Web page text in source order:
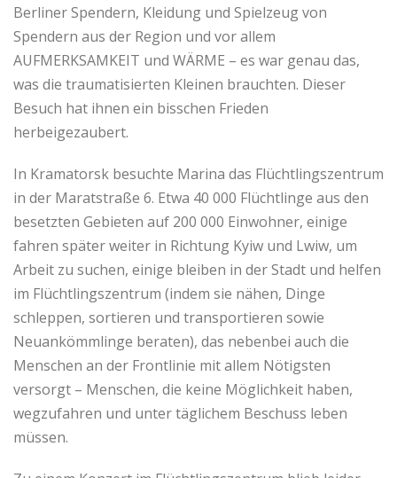
Berliner Spendern, Kleidung und Spielzeug von
Spendern aus der Region und vor allem
AUFMERKSAMKEIT und WÄRME – es war genau das,
was die traumatisierten Kleinen brauchten. Dieser
Besuch hat ihnen ein bisschen Frieden
herbeigezaubert.
In Kramatorsk besuchte Marina das Flüchtlingszentrum
in der Maratstraße 6. Etwa 40 000 Flüchtlinge aus den
besetzten Gebieten auf 200 000 Einwohner, einige
fahren später weiter in Richtung Kyiw und Lwiw, um
Arbeit zu suchen, einige bleiben in der Stadt und helfen
im Flüchtlingszentrum (indem sie nähen, Dinge
schleppen, sortieren und transportieren sowie
Neuankömmlinge beraten), das nebenbei auch die
Menschen an der Frontlinie mit allem Nötigsten
versorgt – Menschen, die keine Möglichkeit haben,
wegzufahren und unter täglichem Beschuss leben
müssen.